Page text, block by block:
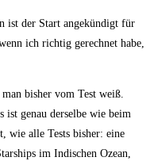
ist der Start angekündigt für
ich richtig gerechnet habe,
bisher vom Test weiß.
ist genau derselbe wie beim
wie alle Tests bisher: eine
im Indischen Ozean,